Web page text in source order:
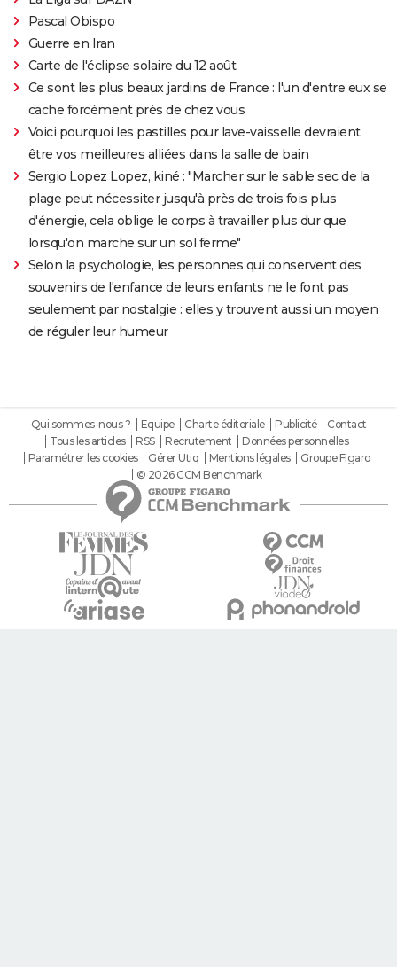
Pascal Obispo
Guerre en Iran
Carte de l'éclipse solaire du 12 août
Ce sont les plus beaux jardins de France : l'un d'entre eux se
cache forcément près de chez vous
Voici pourquoi les pastilles pour lave-vaisselle devraient
être vos meilleures alliées dans la salle de bain
Sergio Lopez Lopez, kiné : "Marcher sur le sable sec de la
plage peut nécessiter jusqu'à près de trois fois plus
d'énergie, cela oblige le corps à travailler plus dur que
lorsqu'on marche sur un sol ferme"
Selon la psychologie, les personnes qui conservent des
souvenirs de l'enfance de leurs enfants ne le font pas
seulement par nostalgie : elles y trouvent aussi un moyen
de réguler leur humeur
Qui sommes-nous ? Equipe Charte éditoriale Publicité
Contact
Tous les articles
RSS Recrutement
Données personnelles
Paramétrer les cookies
Gérer Utiq Mentions légales
Groupe Figaro
© 2026 CCM Benchmark